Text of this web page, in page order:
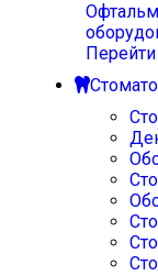
Перейти